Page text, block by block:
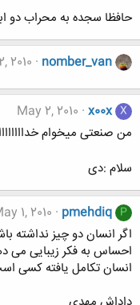
حافظا سجده به محراب دو
nomber_van
2010
X
x00x
May 2, 2010
من صنعتی میخوام
سلام :دی
P
pmehdiq
1, 2010
اگر انسان دو چیز
احساس به فکر زیبایی می
انسان تکامل یافته کسی